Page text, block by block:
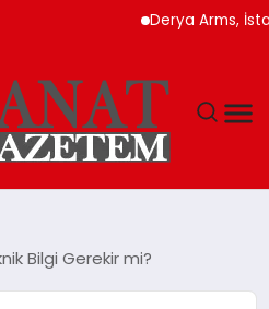
Derya Arms, İstanbul
Bilgi Gerekir mi?